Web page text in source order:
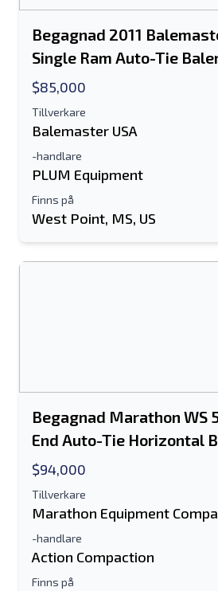
Begagnad 2011
Single Ram Auto-Tie
$85,000
Tillverkare
Balemaster USA
-handlare
PLUM Equipment
Finns på
West Point, MS, US
Begagnad Marathon WS
End Auto-Tie Horizontal
$94,000
Tillverkare
Marathon Equipment
-handlare
Action Compaction
Finns på